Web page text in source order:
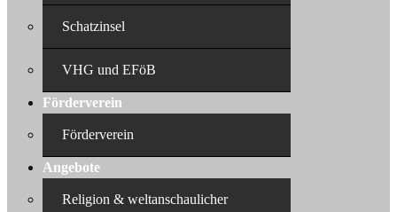
Schatzinsel
VHG und EFöB
Förderverein
Förderverein
Angebote
Religion & weltanschaulicher